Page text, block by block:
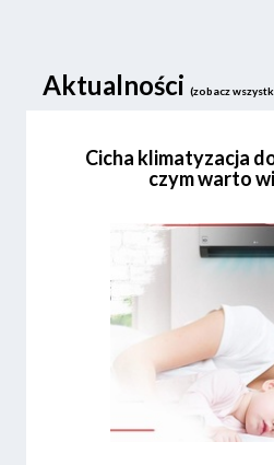
Aktualności (zobacz
Cicha klimatyzacja
czym warto